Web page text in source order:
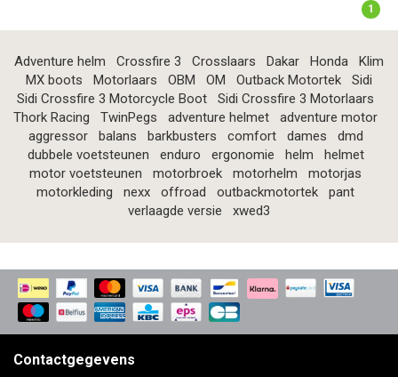
1
Adventure helm Crossfire 3 Crosslaars Dakar Honda
Klim
MX boots
Motorlaars OBM OM Outback Motortek
Sidi
Sidi Crossfire 3 Motorcycle Boot
Sidi Crossfire 3 Motorlaars
Thork Racing
TwinPegs adventure helmet
adventure motor
aggressor
balans barkbusters comfort dames
dmd
dubbele voetsteunen
enduro ergonomie helm
helmet
motor voetsteunen
motorbroek motorhelm
motorjas
motorkleding
nexx offroad outbackmotortek
pant
verlaagde versie
xwed3
Contactgegevens